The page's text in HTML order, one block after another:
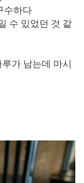
수하다
수 있었던 것 같
가 남는데 마시